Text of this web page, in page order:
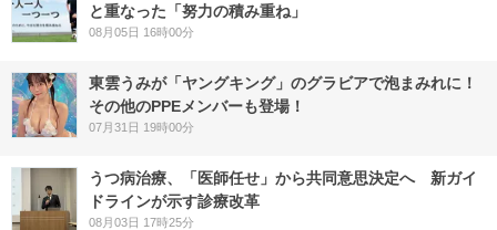
と重なった「努力の積み重ね」
08月05日 16時00分
東雲うみが「ヤングキング」のグラビアで泡まみれに！
その他のPPEメンバーも登場！
07月31日 19時00分
うつ病治療、「医師任せ」から共同意思決定へ 新ガイ
ドラインが示す診療改革
08月03日 17時25分